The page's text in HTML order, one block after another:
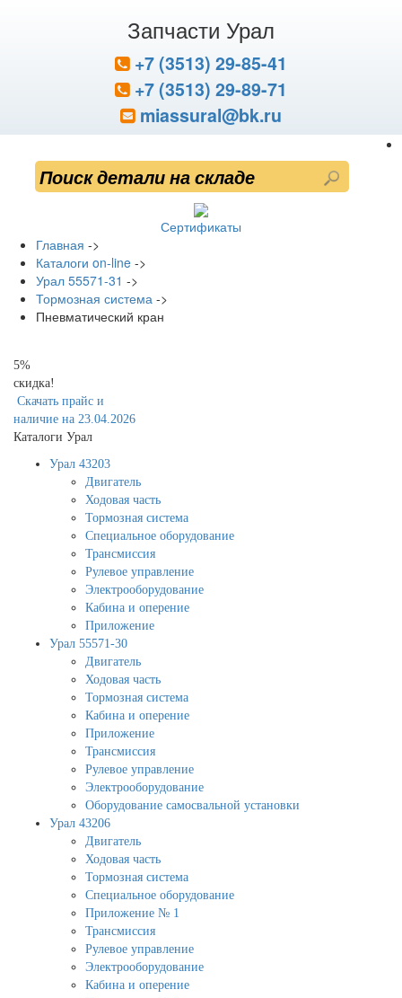
Запчасти Урал
+7 (3513) 29-85-41
+7 (3513) 29-89-71
miassural@bk.ru
Сертификаты
Главная ->
Каталоги on-line ->
Урал 55571-31 ->
Тормозная система ->
Пневматический кран
5%
скидка!
Скачать прайс и
наличие на 23.04.2026
Каталоги Урал
Урал 43203
Двигатель
Ходовая часть
Тормозная система
Специальное оборудование
Трансмиссия
Рулевое управление
Электрооборудование
Кабина и оперение
Приложение
Урал 55571-30
Двигатель
Ходовая часть
Тормозная система
Кабина и оперение
Приложение
Трансмиссия
Рулевое управление
Электрооборудование
Оборудование самосвальной установки
Урал 43206
Двигатель
Ходовая часть
Тормозная система
Специальное оборудование
Приложение № 1
Трансмиссия
Рулевое управление
Электрооборудование
Кабина и оперение